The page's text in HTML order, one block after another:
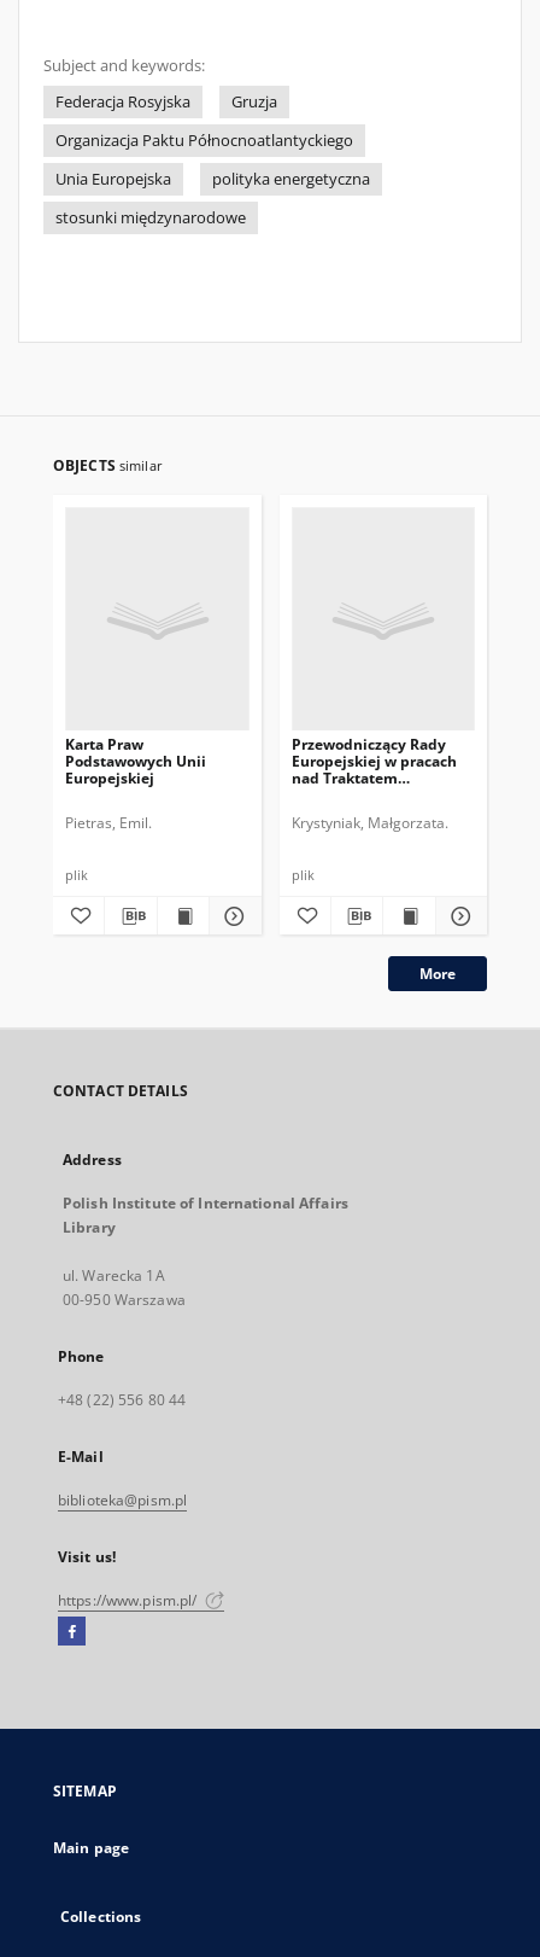
Subject and keywords:
Federacja Rosyjska
Gruzja
Organizacja Paktu Północnoatlantyckiego
Unia Europejska
polityka energetyczna
stosunki międzynarodowe
OBJECTS similar
Karta Praw
Podstawowych Unii
Europejskiej
Pietras, Emil.
plik
Przewodniczący Rady
Europejskiej w pracach
nad Traktatem
Krystyniak, Małgorzata.
plik
More
CONTACT DETAILS
Address
Polish Institute of International Affairs
Library
ul. Warecka 1A
00-950 Warszawa
Phone
+48 (22) 556 80 44
E-Mail
biblioteka@pism.pl
Visit us!
https://www.pism.pl/
Facebook
open
new
SITEMAP
Main page
Collections